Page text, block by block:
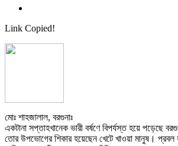
Link Copied!
মোঃ শাহজালাল, বরগুনাঃ
একটানা সপ্তাহখানেক ভারী বর্ষণে বিপর্যস্ত হয়ে পড়েছে
তোর উপভোগের শিকার হয়েছেন খেটে খাওয়া মানুষ। প্রবল